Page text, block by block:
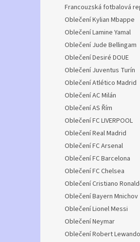
Francouzská fotbalová
Oblečení Kylian Mbappe
Oblečení Lamine Yamal
Oblečení Jude Bellingam
Oblečení Desiré DOUE
Oblečení Juventus Turín
Oblečení Atlético Madrid
Oblečení AC Milán
Oblečení AS Řím
Oblečení FC LIVERPOOL
Oblečení Real Madrid
Oblečení FC Arsenal
Oblečení FC Barcelona
Oblečení FC Chelsea
Oblečení Cristiano
Oblečení Bayern Mnichov
Oblečení Lionel Messi
Oblečení Neymar
Oblečení Robert